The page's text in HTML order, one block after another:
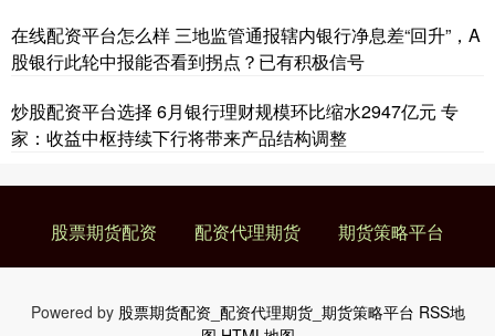
在线配资平台怎么样 三地监管通报辖内银行净息差“回升”，A
股银行此轮中报能否看到拐点？已有积极信号
炒股配资平台选择 6月银行理财规模环比缩水2947亿元 专
家：收益中枢持续下行将带来产品结构调整
股票期货配资 配资代理期货 期货策略平台
Powered by 股票期货配资_配资代理期货_期货策略平台 RSS地